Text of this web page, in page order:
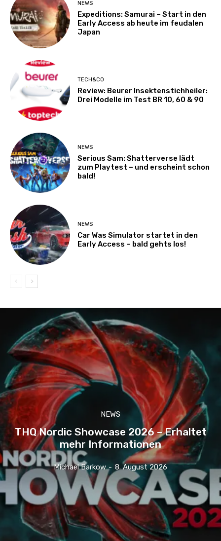
NEWS
Expeditions: Samurai – Start in den
Early Access ab heute im feudalen
Japan
TECH&CO
Review: Beurer Insektenstichheiler:
Drei Modelle im Test BR 10, 60 & 90
NEWS
Serious Sam: Shatterverse lädt
zum Playtest – und erscheint schon
bald!
NEWS
Car Was Simulator startet in den
Early Access – bald gehts los!
NEWS
THQ Nordic Showcase 2026 – Erhaltet
mehr Informationen
Michael Barkow - 8. August 2026